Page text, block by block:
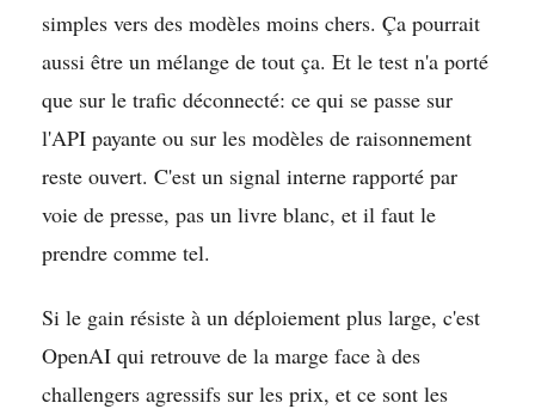
simples vers des modèles moins chers. Ça pourrait
aussi être un mélange de tout ça. Et le test n'a porté
que sur le trafic déconnecté: ce qui se passe sur
l'API payante ou sur les modèles de raisonnement
reste ouvert. C'est un signal interne rapporté par
voie de presse, pas un livre blanc, et il faut le
prendre comme tel.
Si le gain résiste à un déploiement plus large, c'est
OpenAI qui retrouve de la marge face à des
challengers agressifs sur les prix, et ce sont les